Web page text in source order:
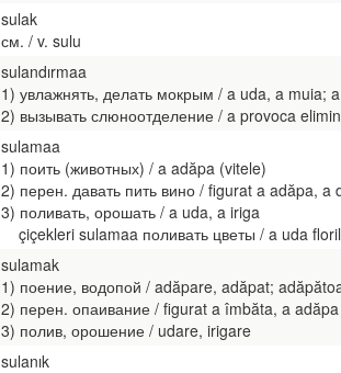
sulak
см. / v. sulu
sulandırmaa
1) увлажнять, делать мокрым / a uda, a muia;
2) вызывать слюноотделение / a provoca
sulamaa
1) поить (животных) / a adăpa (vitele)
2) перен. давать пить вино / figurat a adăpa, a
3) поливать, орошать / a uda, a iriga
çiçekleri sulamaa поливать цветы / a uda
sulamak
1) поение, водопой / adăpare, adăpat;
2) перен. опаивание / figurat a îmbăta, a
3) полив, орошение / udare, irigare
sulanık